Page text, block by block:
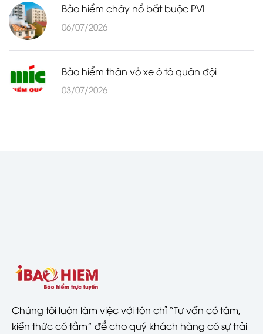
Bảo hiểm cháy nổ bắt buộc PVI
06/07/2026
Bảo hiểm thân vỏ xe ô tô quân đội
03/07/2026
Chúng tôi luôn làm việc với tôn chỉ “Tư vấn có tâm,
kiến thức có tầm” để cho quý khách hàng có sự trải